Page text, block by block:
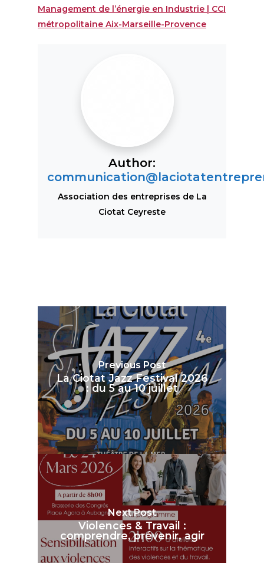
Management de l’énergie en Industrie | CCI
métropolitaine Aix-Marseille-Provence
Author:
Association des entreprises de La
Ciotat Ceyreste
Previous Post
La Ciotat Jazz Festival 2026
: du 5 au 10 juillet
Next Post
Violences & Travail :
comprendre, prévenir, agir